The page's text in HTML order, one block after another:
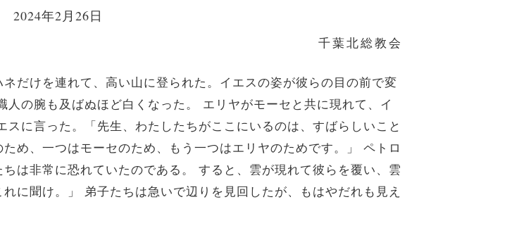
2024年2月26日
千葉北総教会
だけを連れて、高い山に登られた。イエスの姿が彼らの目の前で変
の腕も及ばぬほど白くなった。 エリヤがモーセと共に現れて、イ
に言った。「先生、わたしたちがここにいるのは、すばらしいこと
め、一つはモーセのため、もう一つはエリヤのためです。」 ペトロ
は非常に恐れていたのである。 すると、雲が現れて彼らを覆い、雲
に聞け。」 弟子たちは急いで辺りを見回したが、もはやだれも見え